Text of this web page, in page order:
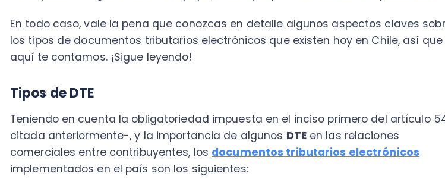
citada anteriormente-, y la importancia de algunosDTEen las relaciones
comerciales entre contribuyentes, losdocumentos tributarios electrónicos
implementados en el país son los siguientes:
El SII la define como “
respaldo de las operaciones comerciales entre contribuyentes y, por lo tanto,
reemplaza a las facturas tradicionales de papel”.
DIGITALIZA LA EMISIÓN DE TUS DOCUMENTOS TRIBUTARIOS